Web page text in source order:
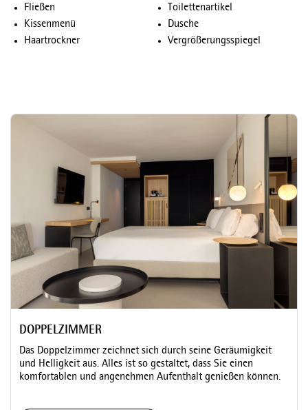
Fließen
Toilettenartikel
Kissenmenü
Dusche
Haartrockner
Vergrößerungsspiegel
DOPPELZIMMER
Das Doppelzimmer zeichnet sich durch seine Geräumigkeit
und Helligkeit aus. Alles ist so gestaltet, dass Sie einen
komfortablen und angenehmen Aufenthalt genießen können.